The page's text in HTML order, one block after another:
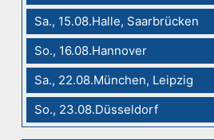
Sa., 15.08.Halle, Saarbrücken
So., 16.08.Hannover
Sa., 22.08.München, Leipzig
So., 23.08.Düsseldorf